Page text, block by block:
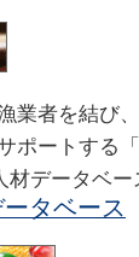
業者を結び
ポートする
材データベー
タベース